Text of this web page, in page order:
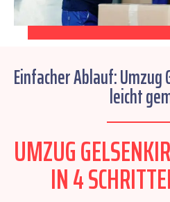
Einfacher Ablauf: Umzug
leicht
UMZUG
IN 4